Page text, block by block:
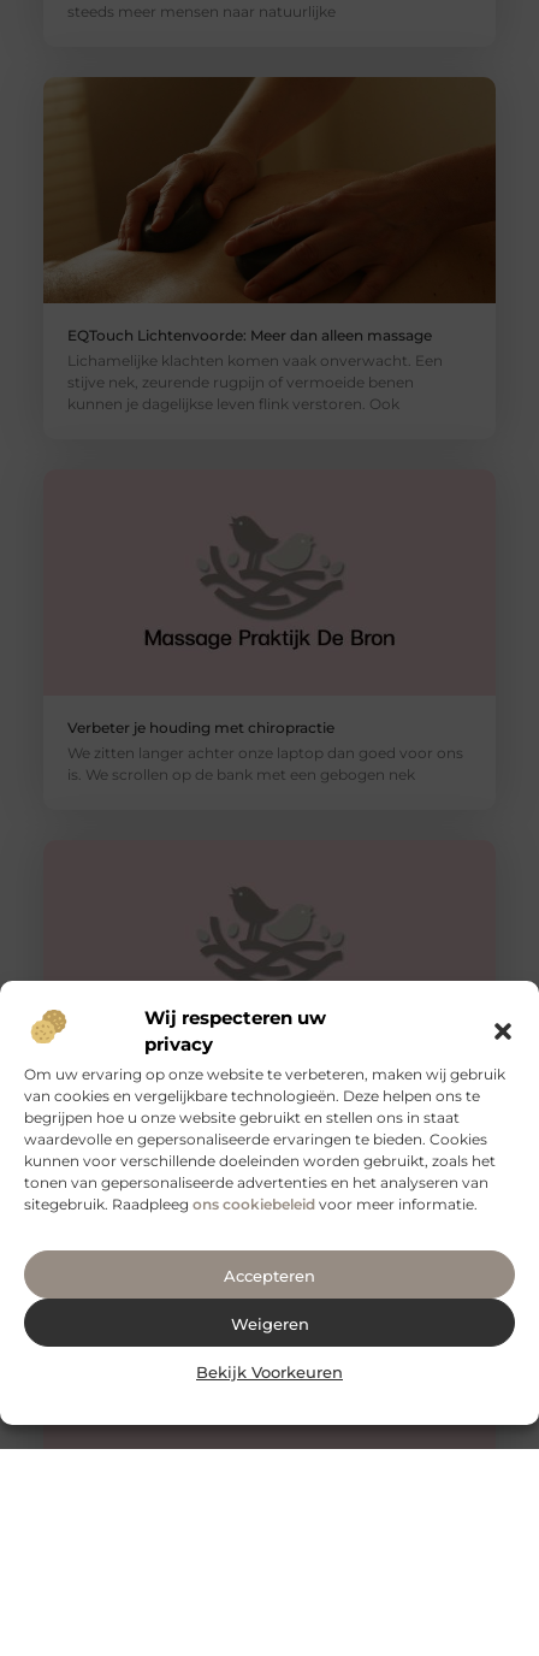
Wij respecteren uw
privacy
Om uw ervaring op onze website te verbeteren, maken wij gebruik
van cookies en vergelijkbare technologieën. Deze helpen ons te
begrijpen hoe u onze website gebruikt en stellen ons in staat
waardevolle en gepersonaliseerde ervaringen te bieden. Cookies
kunnen voor verschillende doeleinden worden gebruikt, zoals het
tonen van gepersonaliseerde advertenties en het analyseren van
sitegebruik. Raadpleeg ons cookiebeleid voor meer informatie.
Accepteren
Weigeren
Bekijk Voorkeuren
steeds meer mensen naar natuurlijke
EQTouch Lichtenvoorde: Meer dan alleen massage
Lichamelijke klachten komen vaak onverwacht. Een
stijve nek, zeurende rugpijn of vermoeide benen
kunnen je dagelijkse leven flink verstoren. Ook
Verbeter je houding met chiropractie
We zitten langer achter onze laptop dan goed voor ons
is. We scrollen op de bank met een gebogen nek
Tips voor een goede rug
Een gezonde en sterke rug is essentieel voor een goed
functioneren van je lichaam. Het is niet alleen belangrijk
voor